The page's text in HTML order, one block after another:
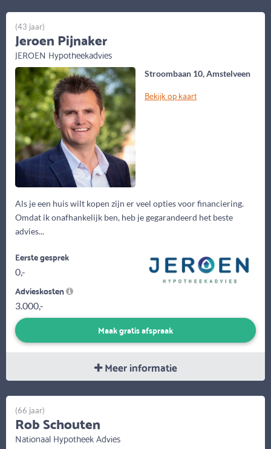
Stroombaan 10, Amstelveen
Bekijk op kaart
Als je een huis wilt kopen zijn er veel opties voor financiering.
Omdat ik onafhankelijk ben, heb je gegarandeerd het beste
advies...
(43 jaar)
Jeroen Pijnaker
JEROEN Hypotheekadvies
Eerste gesprek
0,-
Advieskosten
3.000,-
Maak gratis afspraak
Meer informatie
(66 jaar)
Rob Schouten
Nationaal Hypotheek Advies